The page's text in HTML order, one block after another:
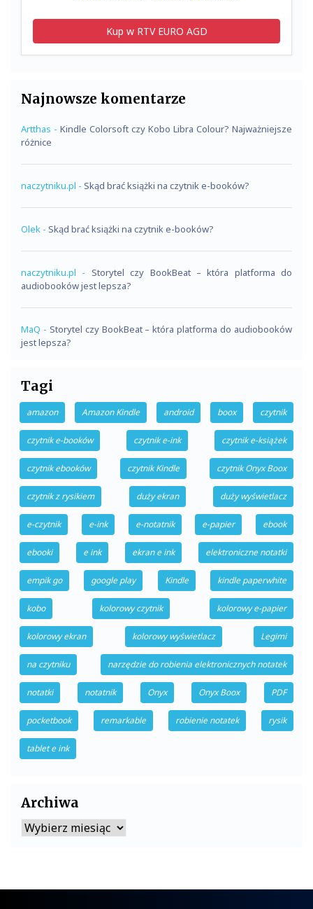
Kup w RTV EURO AGD
Najnowsze komentarze
Artthas - Kindle Colorsoft czy Kobo Libra Colour? Najważniejsze
różnice
naczytniku.pl - Skąd brać książki na czytnik e-booków?
Olek - Skąd brać książki na czytnik e-booków?
naczytniku.pl - Storytel czy BookBeat – która platforma do
audiobooków jest lepsza?
MaQ - Storytel czy BookBeat – która platforma do audiobooków
jest lepsza?
Tagi
amazon Amazon Kindle android boox czytnik
czytnik e-booków czytnik e-ink czytnik e-książek
czytnik ebooków czytnik Kindle czytnik Onyx Boox
czytnik z rysikiem duży ekran duży wyświetlacz
e-czytnik e-ink e-notatnik e-papier ebook
ebooki e ink ekran e ink elektroniczne notatki
empik go google play Kindle kindle paperwhite
kobo kolorowy czytnik kolorowy e-papier
kolorowy ekran kolorowy wyświetlacz Legimi
na czytniku narzędzie do robienia elektronicznych notatek
notatki notatnik Onyx Onyx Boox PDF
pocketbook remarkable robienie notatek rysik
tablet e ink
Archiwa
Archiwa